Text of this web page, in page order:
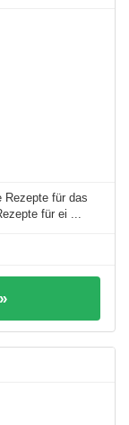
Rezepte für das
für ei ...